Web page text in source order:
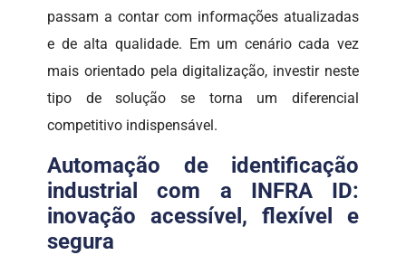
passam a contar com informações atualizadas
e de alta qualidade. Em um cenário cada vez
mais orientado pela digitalização, investir neste
tipo de solução se torna um diferencial
competitivo indispensável.
Automação de identificação
industrial com a INFRA ID:
inovação acessível, flexível e
segura